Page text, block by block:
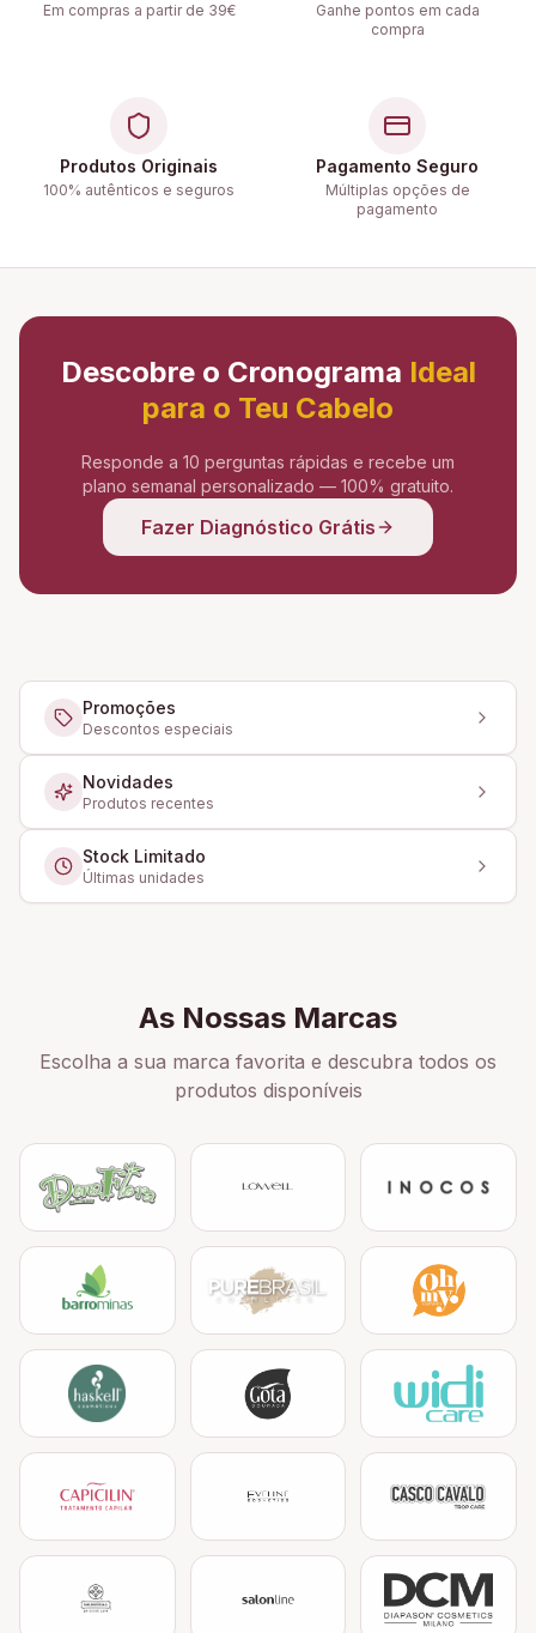
Em compras a partir de 39€
Ganhe pontos em cada
compra
Produtos Originais
100% autênticos e seguros
Pagamento Seguro
Múltiplas opções de
pagamento
Descobre o Cronograma Ideal
para o Teu Cabelo
Responde a 10 perguntas rápidas e recebe um
plano semanal personalizado — 100% gratuito.
Fazer Diagnóstico Grátis
Promoções
Descontos especiais
Novidades
Produtos recentes
Stock Limitado
Últimas unidades
As Nossas Marcas
Escolha a sua marca favorita e descubra todos os
produtos disponíveis